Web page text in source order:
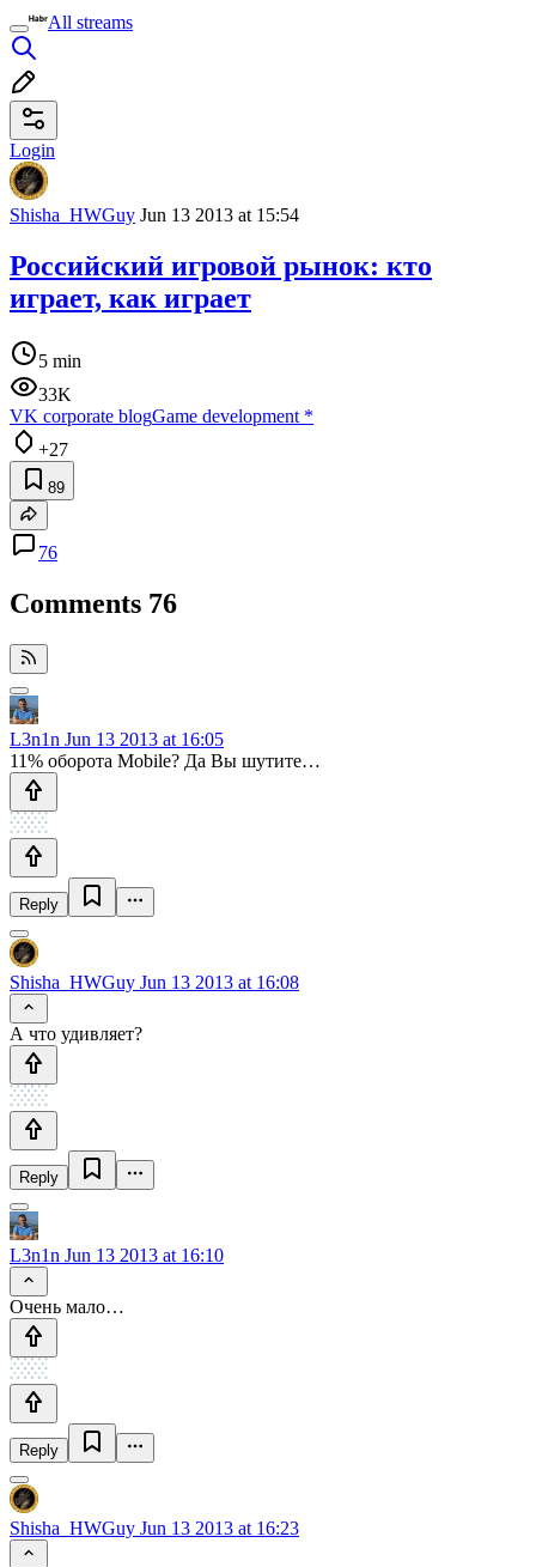
All streams
Login
Shisha_HWGuy Jun 13 2013 at 15:54
Российский игровой рынок: кто
играет, как играет
5 min
33K
VK corporate blogGame development *
+27
89
76
Comments 76
L3n1n Jun 13 2013 at 16:05
11% оборота Mobile? Да Вы шутите…
Reply
Shisha_HWGuy Jun 13 2013 at 16:08
А что удивляет?
Reply
L3n1n Jun 13 2013 at 16:10
Очень мало…
Reply
Shisha_HWGuy Jun 13 2013 at 16:23